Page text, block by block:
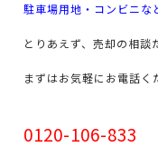
駐車場用地・コンビニな
とりあえず、売却の相談
まずはお気軽にお電話
0120-106-833